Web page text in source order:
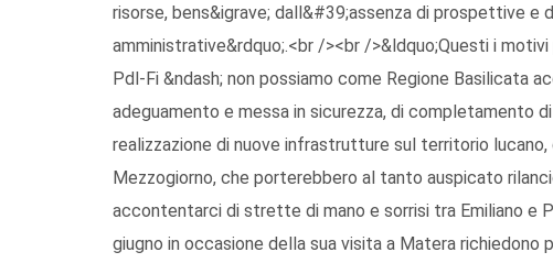
risorse, bens&igrave; dall&#39;assenza di prospettive e
amministrative&rdquo;.<br /><br />&ldquo;Questi i
Pdl-Fi &ndash; non possiamo come Regione Basilicata
adeguamento e messa in sicurezza, di completamento
realizzazione di nuove infrastrutture sul territorio
Mezzogiorno, che porterebbero al tanto auspicato
accontentarci di strette di mano e sorrisi tra Emiliano e
giugno in occasione della sua visita a Matera richiedono